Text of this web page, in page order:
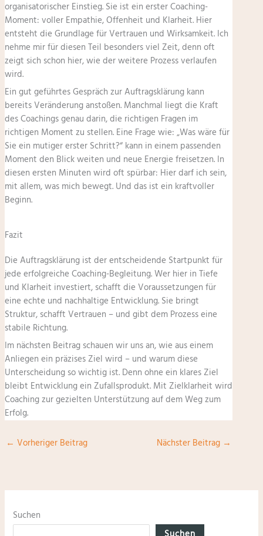
organisatorischer Einstieg. Sie ist ein erster Coaching-
Moment: voller Empathie, Offenheit und Klarheit. Hier
entsteht die Grundlage für Vertrauen und Wirksamkeit. Ich
nehme mir für diesen Teil besonders viel Zeit, denn oft
zeigt sich schon hier, wie der weitere Prozess verlaufen
wird.
Ein gut geführtes Gespräch zur Auftragsklärung kann
bereits Veränderung anstoßen. Manchmal liegt die Kraft
des Coachings genau darin, die richtigen Fragen im
richtigen Moment zu stellen. Eine Frage wie: „Was wäre für
Sie ein mutiger erster Schritt?“ kann in einem passenden
Moment den Blick weiten und neue Energie freisetzen. In
diesen ersten Minuten wird oft spürbar: Hier darf ich sein,
mit allem, was mich bewegt. Und das ist ein kraftvoller
Beginn.
Fazit
Die Auftragsklärung ist der entscheidende Startpunkt für
jede erfolgreiche Coaching-Begleitung. Wer hier in Tiefe
und Klarheit investiert, schafft die Voraussetzungen für
eine echte und nachhaltige Entwicklung. Sie bringt
Struktur, schafft Vertrauen – und gibt dem Prozess eine
stabile Richtung.
Im nächsten Beitrag schauen wir uns an, wie aus einem
Anliegen ein präzises Ziel wird – und warum diese
Unterscheidung so wichtig ist. Denn ohne ein klares Ziel
bleibt Entwicklung ein Zufallsprodukt. Mit Zielklarheit wird
Coaching zur gezielten Unterstützung auf dem Weg zum
Erfolg.
← Vorheriger Beitrag Nächster Beitrag →
Suchen